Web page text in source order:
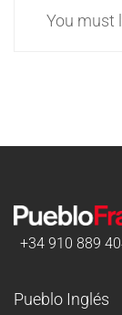
You must
+34 910 889
Pueblo Inglés